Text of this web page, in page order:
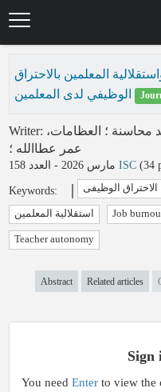
المعلمين بالاحتراق
الوظيفي لدى المعلمين
Writer: محاسنة ؛ العظامات،
عمر عطاالله ؛
مارس 2026 - العدد 158 ISC (‎34
Keywords: الاحتراق الوظیفی
استقلالیة المعلمین Job
Teacher autonomy
Abstract Related articles
Sign
You need Enter to view the